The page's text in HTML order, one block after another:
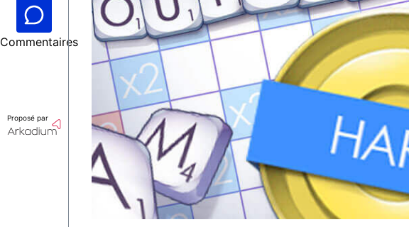
Commentaires
Proposé par